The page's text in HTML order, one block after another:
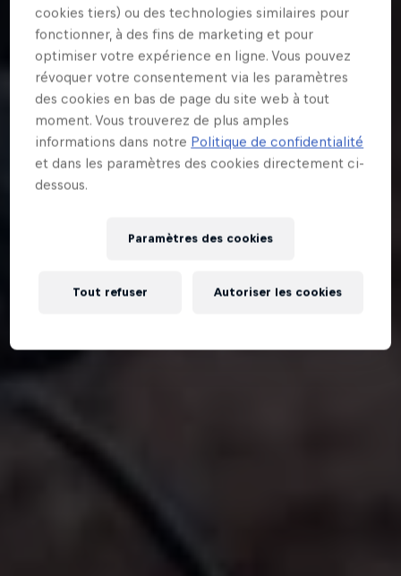
cookies tiers) ou des technologies similaires pour
fonctionner, à des fins de marketing et pour
optimiser votre expérience en ligne. Vous pouvez
révoquer votre consentement via les paramètres
des cookies en bas de page du site web à tout
moment. Vous trouverez de plus amples
informations dans notre Politique de confidentialité
et dans les paramètres des cookies directement ci-
dessous.
Paramètres des cookies
Tout refuser Autoriser les cookies